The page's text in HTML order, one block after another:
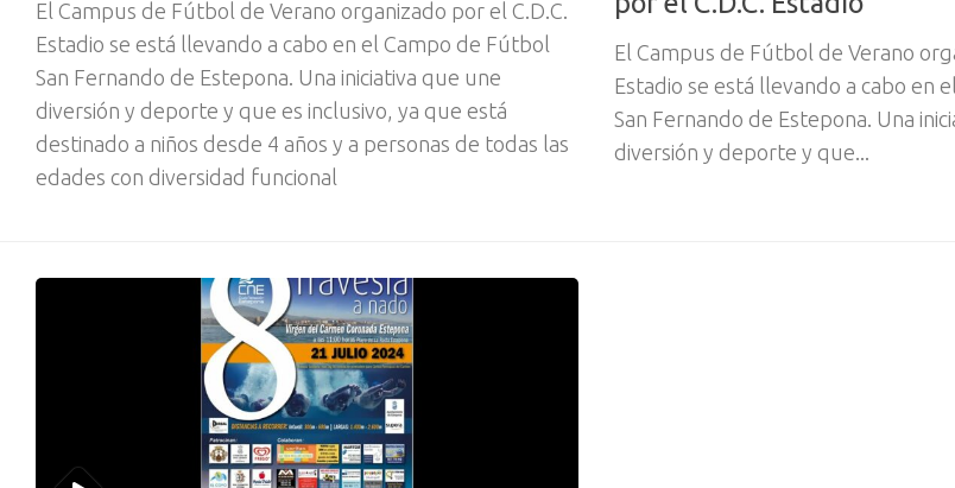
El Campus de Fútbol de Verano organizado por el C.D.C.
Estadio se está llevando a cabo en el Campo de Fútbol
San Fernando de Estepona. Una iniciativa que une
diversión y deporte y que es inclusivo, ya que está
destinado a niños desde 4 años y a personas de todas las
edades con diversidad funcional
El Campus de Fútbol de Verano
Estadio se está llevando a cabo en
San Fernando de Estepona. Una
diversión y deporte y que...